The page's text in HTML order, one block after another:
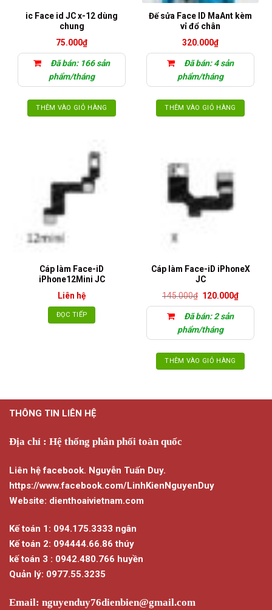
ic Face id JC x-12 dùng
chung
75.000₫
Đã bán: 166 sản
phẩm/tháng
THÊM VÀO GIỎ HÀNG
Đế sửa Face ID MaAnt kèm
vỉ đổ chân
320.000₫
Đã bán: 4 sản
phẩm/tháng
THÊM VÀO GIỎ HÀNG
Cáp làm Face-iD
iPhone12Mini JC
Liên hệ
ĐỌC TIẾP
Cáp làm Face-iD iPhoneX
JC
145.000₫ Giá
là:
145.000₫.
120.000₫Giá
Đã bán: 2 sản
phẩm/tháng
THÊM VÀO GIỎ HÀNG
THÔNG TIN LIÊN HỆ
Địa chỉ : Hệ thống phân phối toàn quốc
Liên hệ facebook. Nguyễn Tuấn Duy.
https://www.facebook.com/LinhKienNguyenDuy
Website: dienthoaivietnam.com
Kế toán 1: 094.175.3333 ngân
Kế toán 2: 094444.66.86 thúy
kế toán 3 : 0942.480.766 huyền
Quản lý: 0977.55.3235
Email: nguyenduy76dienbien@gmail.com